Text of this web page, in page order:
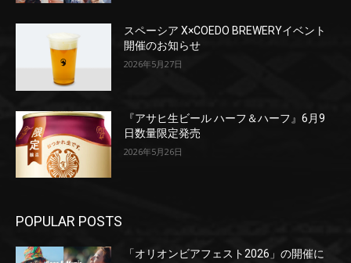
スペーシア X×COEDO BREWERYイベント
開催のお知らせ
2026年5月27日
『アサヒ生ビール ハーフ＆ハーフ』6月9
日数量限定発売
2026年5月26日
POPULAR POSTS
「オリオンビアフェスト2026」の開催に